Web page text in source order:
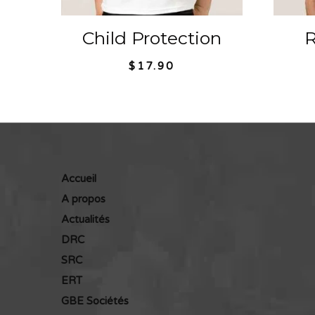
Child Protection
$ 17.90
Accueil
A propos
Actualités
DRC
SRC
ERT
GBE Sociétés